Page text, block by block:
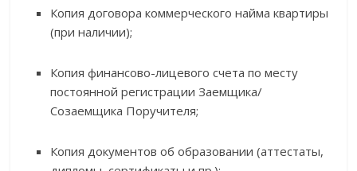
Копия договора коммерческого найма квартиры
(при наличии);
Копия финансово-лицевого счета по месту
постоянной регистрации Заемщика/
Созаемщика Поручителя;
Копия документов об образовании (аттестаты,